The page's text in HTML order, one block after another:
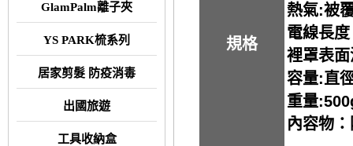
GlamPalm離子夾
YS PARK梳系列
居家剪髮 防疫消毒
出國旅遊
工具收納盒
規格
熱氣:被
電線長
裡罩表
容量:直
重量
內容物